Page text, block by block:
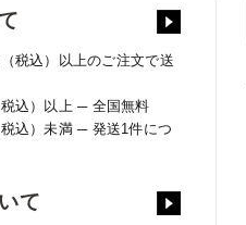
税込）以上のご注文で送
込）以上 ─ 全国無料
込）未満 ─ 発送1件につ
て